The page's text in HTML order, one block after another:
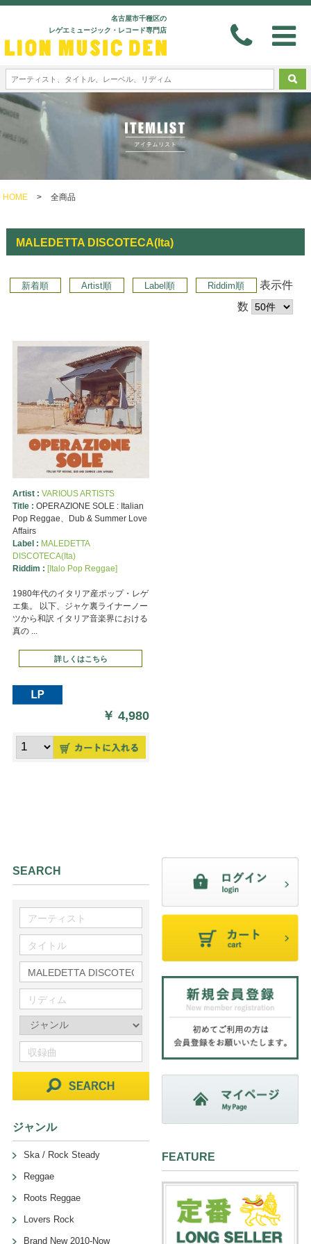
名古屋市千種区の
レゲエミュージック・レコード専門店
HOME > 全商品
MALEDETTA DISCOTECA(Ita)
新着順 Artist順 Label順 Riddim順
表示件
数
Artist : VARIOUS ARTISTS
Title : OPERAZIONE SOLE : Italian
Pop Reggae、Dub & Summer Love
Affairs
Label : MALEDETTA
DISCOTECA(Ita)
Riddim : [Italo Pop Reggae]
1980年代のイタリア産ポップ・レゲ
エ集。 以下、ジャケ裏ライナーノー
ツから和訳 イタリア音楽界における
真の ...
詳しくはこちら
￥4,980
SEARCH
ジャンル
Ska / Rock Steady
Reggae
Roots Reggae
Lovers Rock
Brand New 2010-Now
FEATURE